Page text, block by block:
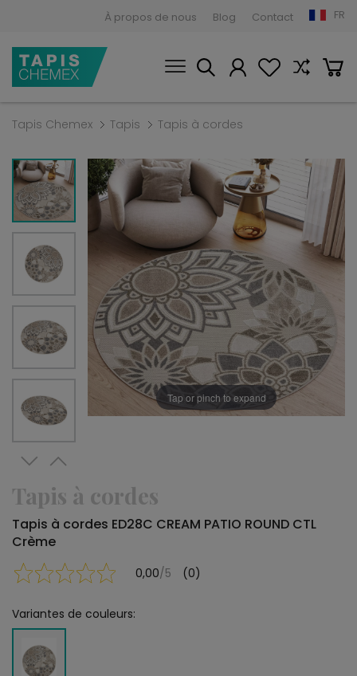
À propos de nous Blog Contact FR
Tapis Chemex Tapis Tapis à cordes
Tap or pinch to expand
Tapis à cordes
Tapis à cordes ED28C CREAM PATIO ROUND CTL
Crème
0,00/5 (0)
Variantes de couleurs: